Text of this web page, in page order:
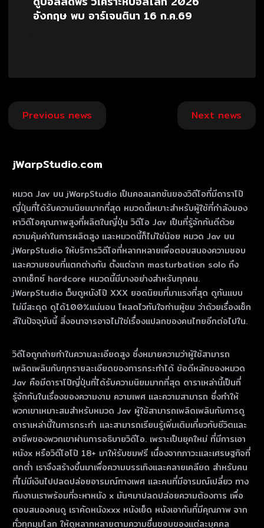
อังกฤษ พบ อาร์เจนตินา 16 ก.ค.69
Post
navigation
Previous news Next news
jWarpStudio.com
หมวด Jav บน jWarpStudio เป็นคอลเลกชันของวิดีโอที่มีดาราโป๊
ญี่ปุ่นที่ได้รับความนิยมมากที่สุด หมวดนี้เหมาะสําหรับผู้ใช้ที่กําลังมอง
หาวิดีโอคุณภาพสูงที่ผลิตในญี่ปุ่น วิดีโอ Jav เป็นที่รู้จักกันดีด้วย
ความคุ้มค่าในการผลิตสูง และหมวดนี้ก็ไม่ใช่น้อย หมวด Jav บน
jWarpStudio ให้บริการวิดีโอที่หลากหลายเพื่อตอบสนองความชอบ
และความชอบที่แตกต่างกัน ตั้งแต่ฉาก masturbation solo ถึง
ฉากเซ็กซ์ hardcore หมวดนี้มีบางอย่างสําหรับทุกคน.
jWarpStudio เว็บดูหนังโป๊ XXX ยอดนิยมที่มาแรงที่สุด ดูกันแบบ
ไม่มีสะดุด ดูได้100%แน่นอน โหลดไวทันใจท่านผู้ชม ว่าด้วยเรื่องเซ็ก
ส์ในปัจจุบันนี้ สิ่งอนาจารอาจไม่ใช่เรื่องแปลกของคนไทยอีกต่อไปใน.
วิดีโอถูกถ่ายทําในความละเอียดสูง ซึ่งหมายความว่าผู้ใช้สามารถ
เพลิดเพลินกับทุกรายละเอียดของการกระทําได้ ข้อดีหลักของหมวด
Jav คือมีดาราโป๊ญี่ปุ่นที่ได้รับความนิยมมากที่สุด ดาราเหล่านี้เป็นที่
รู้จักกันในเรื่องของความงาม ความเพศ และความสามารถ ซึ่งทําให้
พวกเขาเหมาะสมสําหรับหมวด Jav ผู้ใช้สามารถเพลิดเพลินกับการดู
ดาราเหล่านี้ในการกระทํา และสามารถเรียนรู้เพิ่มเติมเกี่ยวกับชีวิตและ
อาชีพของพวกเขาผ่านการอธิบายวิดีโอ. เพราะเป็นยุคใหม่ ที่มีการเอา
หนังx หรือวิดีโอโป๊ 18+ มาให้รับชมฟรี เนื่องจากภาวะและเศรษฐกิจที่
ตกต่ำ เราจึงสร้างขึ้นมาเพื่อความบรรเทิงและคลายเคลียด สำหรับคน
ที่ไม่มีเงินไปปลดปล่อยอารมณ์ทางเพศ และคนที่มีอารมณ์เปลี่ยว ทาง
ทีมงานเราพร้อมที่จะหาหนัง x มันๆมาปลดปล่อยความต้องการ เพื่อ
ตอบสนองคนดู เราคัดหนังxxx หนังเย็ด หนังเอากันที่มีคุณภาพ จาก
ทั่วทุกมุมโลก ให้ดูหลากหลายตามความชื่นชอบของแต่ละบุคคล